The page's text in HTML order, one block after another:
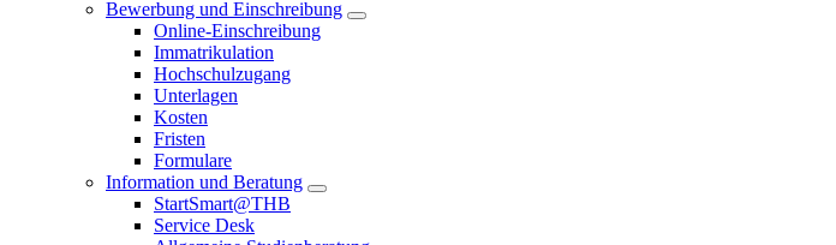
Bewerbung und Einschreibung
Online-Einschreibung
Immatrikulation
Hochschulzugang
Unterlagen
Kosten
Fristen
Formulare
Information und Beratung
StartSmart@THB
Service Desk